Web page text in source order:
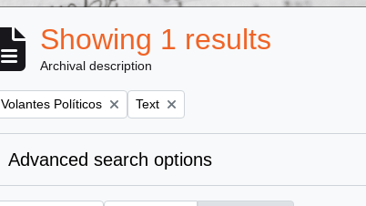
Showing 1 results
Archival description
Remove filter:
Volantes Políticos Remove filter:
Text
Advanced search options